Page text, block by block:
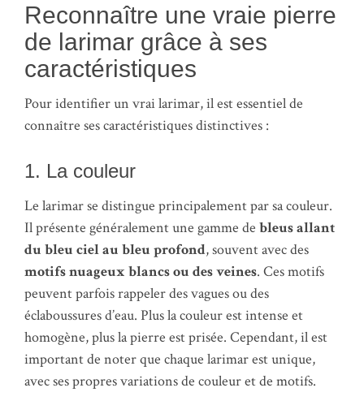
Reconnaître une vraie pierre
de larimar grâce à ses
caractéristiques
Pour identifier un vrai larimar, il est essentiel de
connaître ses caractéristiques distinctives :
1. La couleur
Le larimar se distingue principalement par sa couleur.
Il présente généralement une gamme de bleus allant
du bleu ciel au bleu profond, souvent avec des
motifs nuageux blancs ou des veines. Ces motifs
peuvent parfois rappeler des vagues ou des
éclaboussures d’eau. Plus la couleur est intense et
homogène, plus la pierre est prisée. Cependant, il est
important de noter que chaque larimar est unique,
avec ses propres variations de couleur et de motifs.